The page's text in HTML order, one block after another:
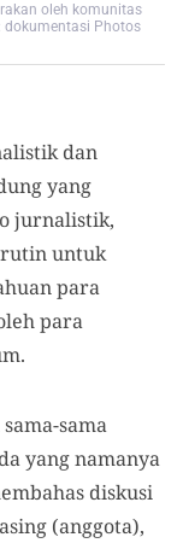
oleh komunitas
dokumentasi Photos
dan
yang
jurnalistik,
rutin untuk
para
para
sama
yang namanya
diskusi
(anggota),